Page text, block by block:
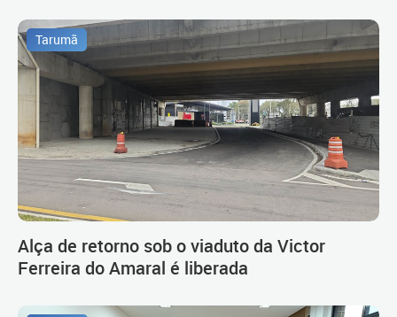
Tarumã
Alça de retorno sob o viaduto da Victor
Ferreira do Amaral é liberada